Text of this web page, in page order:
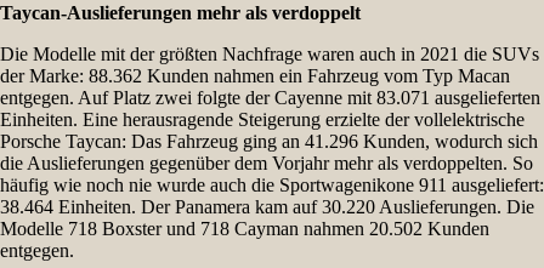
Taycan-Auslieferungen mehr als verdoppelt
Die Modelle mit der größten Nachfrage waren auch in 2021 die SUVs
der Marke: 88.362 Kunden nahmen ein Fahrzeug vom Typ Macan
entgegen. Auf Platz zwei folgte der Cayenne mit 83.071 ausgelieferten
Einheiten. Eine herausragende Steigerung erzielte der vollelektrische
Porsche Taycan: Das Fahrzeug ging an 41.296 Kunden, wodurch sich
die Auslieferungen gegenüber dem Vorjahr mehr als verdoppelten. So
häufig wie noch nie wurde auch die Sportwagenikone 911 ausgeliefert:
38.464 Einheiten. Der Panamera kam auf 30.220 Auslieferungen. Die
Modelle 718 Boxster und 718 Cayman nahmen 20.502 Kunden
entgegen.